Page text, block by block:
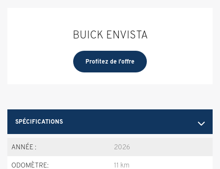
SPÉCIFICATIONS
ANNÉE : 2026
ODOMÈTRE: 11 km
BUICK ENVISTA
Profitez de l'offre